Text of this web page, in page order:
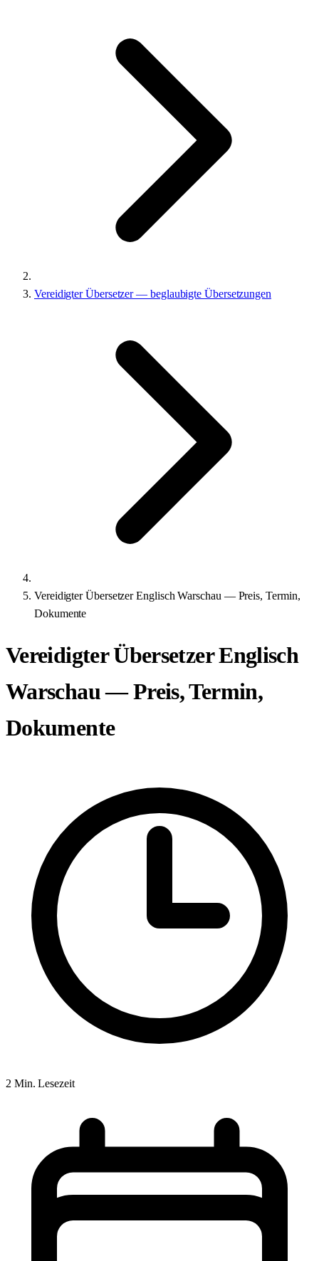
Vereidigter Übersetzer — beglaubigte Übersetzungen
Vereidigter Übersetzer Englisch Warschau — Preis, Termin,
Dokumente
Vereidigter Übersetzer Englisch
Warschau — Preis, Termin,
Dokumente
2 Min. Lesezeit